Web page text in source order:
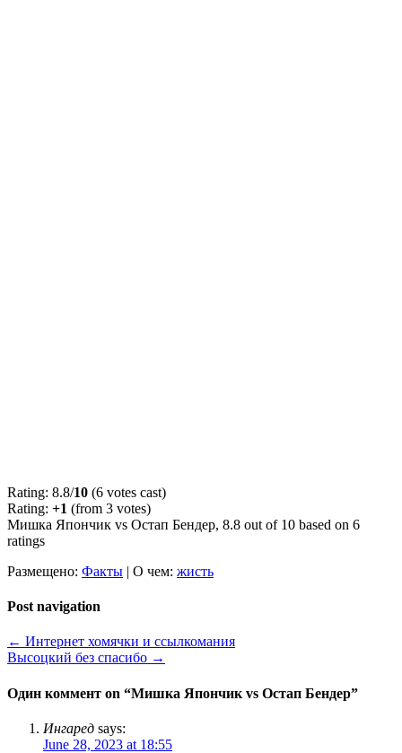
Rating: 8.8/10 (6 votes cast)
Rating: +1 (from 3 votes)
Мишка Япончик vs Остап Бендер, 8.8 out of 10 based on 6
ratings
Размещено: Факты | О чем: жисть
Post navigation
← Интернет хомячки и ссылкомания
Высоцкий без спасибо →
Один коммент on “Мишка Япончик vs Остап Бендер”
Ингаред says:
June 28, 2023 at 18:55